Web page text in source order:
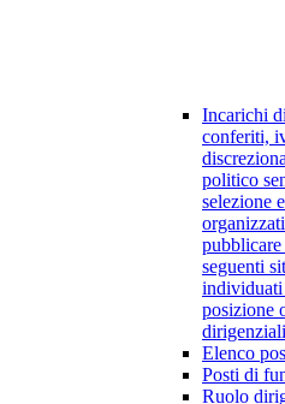
Incarichi
conferiti,
politico
selezione
seguenti
individuati
posizione
Elenco
Posti di
Ruolo